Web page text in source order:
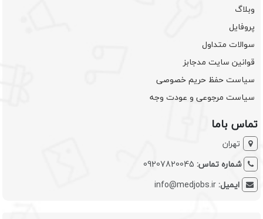
وبلاگ
پروفایل
سوالات متداول
قوانین سایت مدجابز
سیاست حفظ حریم خصوصی
سیاست مرجوعی و عودت وجه
تماس باما
تهران
شماره تماس: 09207820045
ایمیل:info@medjobs.ir